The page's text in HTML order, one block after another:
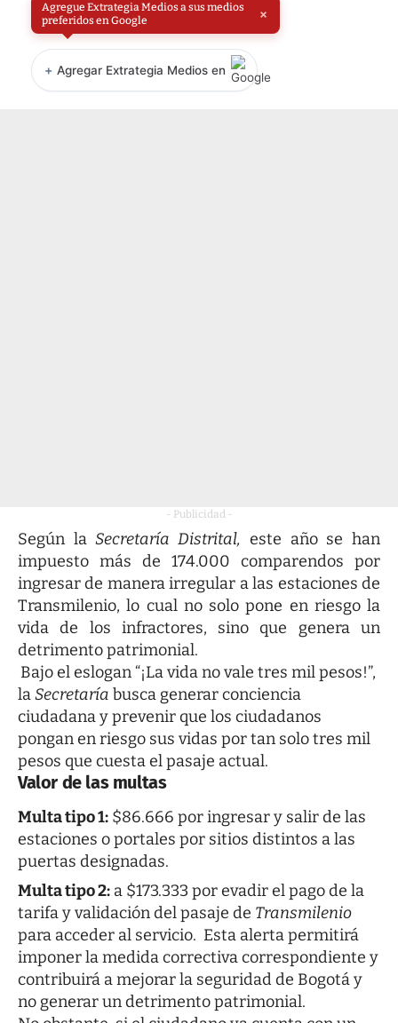
Agregue Extrategia Medios a sus medios
preferidos en Google
×
+ Agregar Extrategia Medios en
- Publicidad -
Según laSecretaría Distrital, este año se han
impuesto más de 174.000 comparendos por
ingresar de manera irregular a las estaciones de
Transmilenio, lo cual no solo pone en riesgo la
vida de los infractores, sino que genera un
detrimento patrimonial.
Bajo el eslogan “¡La vida no vale tres mil pesos!”,
laSecretaría busca generar conciencia
ciudadana y prevenir que los ciudadanos
pongan en riesgo sus vidas por tan solo tres mil
pesos que cuesta el pasaje actual.
Valor de las multas
Multa tipo 1: $86.666 por ingresar y salir de las
estaciones o portales por sitios distintos a las
puertas designadas.
Multa tipo 2: a $173.333 por evadir el pago de la
tarifa y validación del pasaje de Transmilenio
para acceder al servicio. Esta alerta permitirá
imponer la medida correctiva correspondiente y
contribuirá a mejorar la seguridad de Bogotá y
no generar un detrimento patrimonial.